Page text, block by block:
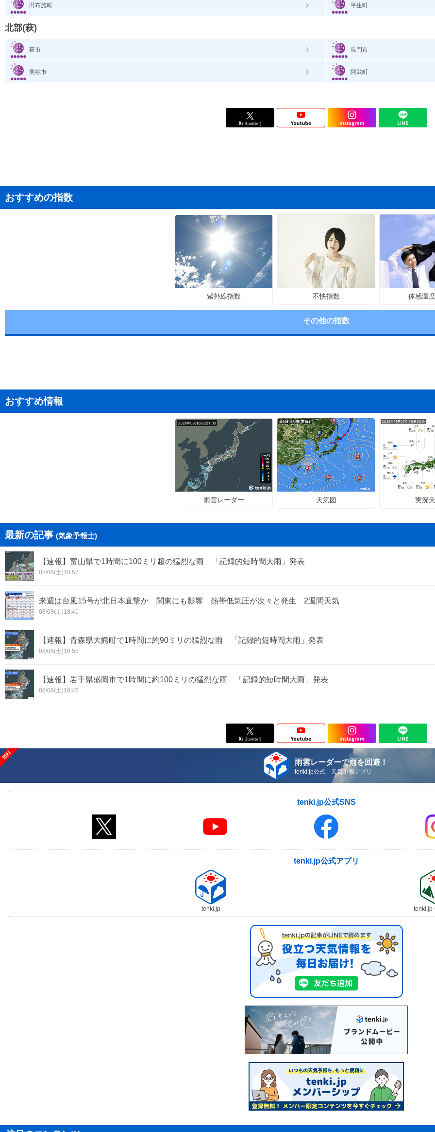
田布施町 平生町
北部(萩)
萩市 長門市
美祢市 阿武町
おすすめの指数
紫外線指数 不快指数 体感温
その他の指数
おすすめ情報
雨雲レーダー 天気図 実況
最新の記事 (気象予報士)
【速報】富山県で1時間に100ミリ超の猛烈な雨 「記録的短時間大雨」発表
08/08(土)18:57
来週は台風15号が北日本直撃か 関東にも影響 熱帯低気圧が次々と発生 2週間天気
08/08(土)18:41
【速報】青森県大鰐町で1時間に約90ミリの猛烈な雨 「記録的短時間大雨」発表
08/08(土)16:55
【速報】岩手県盛岡市で1時間に約100ミリの猛烈な雨 「記録的短時間大雨」発表
08/08(土)16:46
雨雲レーダーで雨を回避！
tenki.jp公式 天気予報アプリ
tenki.jp公式SNS
tenki.jp公式アプリ
tenki.jp tenki.jp